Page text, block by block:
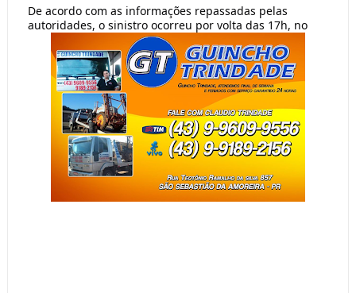
De acordo com as informações repassadas pelas
autoridades, o sinistro ocorreu por volta das 17h, no